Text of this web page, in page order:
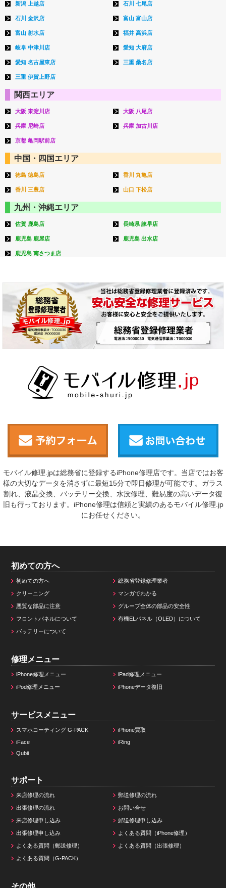
新潟 上越店 石川 七尾店
石川 金沢店 富山 富山店
富山 射水店 福井 高浜店
岐阜 中津川店 愛知 大府店
愛知 名古屋東店 三重 桑名店
三重 伊賀上野店
関西エリア
大阪 東淀川店 大阪 八尾店
兵庫 尼崎店 兵庫 加古川店
京都 亀岡駅前店
中国・四国エリア
徳島 徳島店 香川 丸亀店
香川 三豊店 山口 下松店
九州・沖縄エリア
佐賀 鹿島店 長崎県 諫早店
鹿児島 鹿屋店 鹿児島 出水店
鹿児島 南さつま店
モバイル修理.jpは総務省に登録するiPhone修理店です。当店ではお客
様の大切なデータを消さずに最短15分で即日修理が可能です。ガラス
割れ、液晶交換、バッテリー交換、水没修理、難易度の高いデータ復
旧も行っております。iPhone修理は信頼と実績のあるモバイル修理.jp
にお任せください。
初めての方へ
初めての方へ 総務省登録修理業者
クリーニング マンガでわかる
悪質な部品に注意 グループ全体の部品の安全性
フロントパネルについて 有機ELパネル（OLED）について
バッテリーについて
修理メニュー
iPhone修理メニュー iPad修理メニュー
iPod修理メニュー iPhoneデータ復旧
サービスメニュー
スマホコーティング G-PACK
iPhone買取
iFace
iRing
Qubii
サポート
来店修理の流れ 郵送修理の流れ
出張修理の流れ お問い合せ
来店修理申し込み 郵送修理申し込み
出張修理申し込み よくある質問（iPhone修理）
よくある質問（郵送修理） よくある質問（出張修理）
よくある質問（G-PACK）